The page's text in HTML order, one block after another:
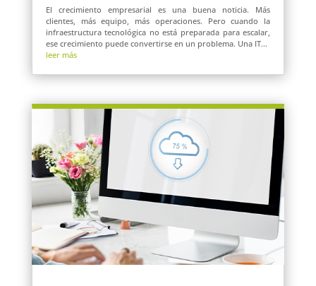
El crecimiento empresarial es una buena noticia. Más
clientes, más equipo, más operaciones. Pero cuando la
infraestructura tecnológica no está preparada para escalar,
ese crecimiento puede convertirse en un problema. Una IT...
leer más